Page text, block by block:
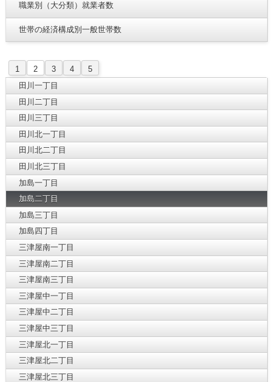
職業別（大分類）就業者数
世帯の経済構成別一般世帯数
1 2 3 4
5
田川一丁目
田川二丁目
田川三丁目
田川北一丁目
田川北二丁目
田川北三丁目
加島一丁目
加島二丁目
加島三丁目
加島四丁目
三津屋南一丁目
三津屋南二丁目
三津屋南三丁目
三津屋中一丁目
三津屋中二丁目
三津屋中三丁目
三津屋北一丁目
三津屋北二丁目
三津屋北三丁目